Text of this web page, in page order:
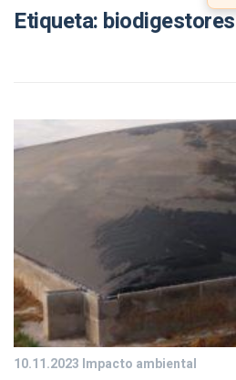
Etiqueta: biodigestores
10.11.2023 Impacto ambiental